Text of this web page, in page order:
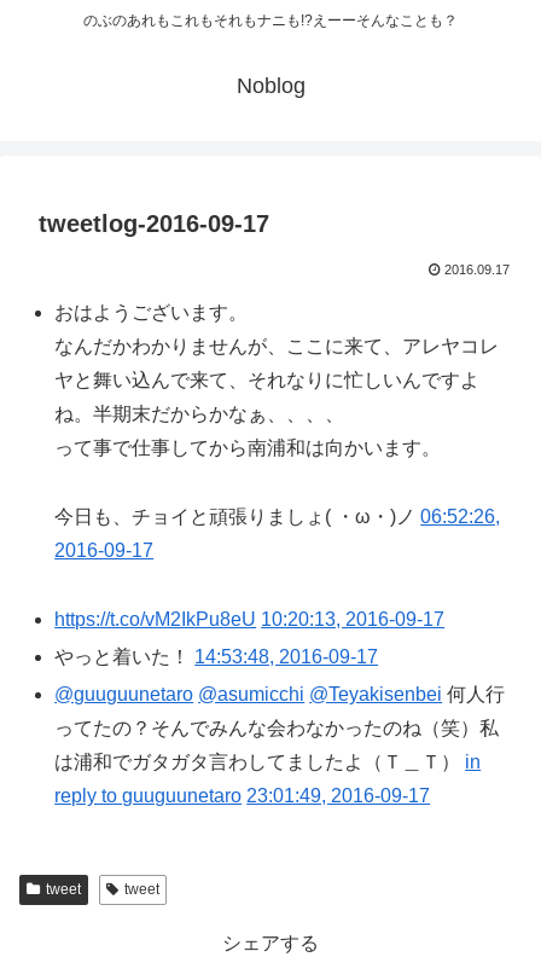
のぶのあれもこれもそれもナニも!?えーーそんなことも？
Noblog
tweetlog-2016-09-17
2016.09.17
おはようございます。
なんだかわかりませんが、ここに来て、アレヤコレ
ヤと舞い込んで来て、それなりに忙しいんですよ
ね。半期末だからかなぁ、、、、
って事で仕事してから南浦和は向かいます。
今日も、チョイと頑張りましょ( ・ω・)ノ06:52:26,
2016-09-17
https://t.co/vM2IkPu8eU 10:20:13, 2016-09-17
やっと着いた！ 14:53:48, 2016-09-17
@guuguunetaro @asumicchi @Teyakisenbei 何人行
ってたの？そんでみんな会わなかったのね（笑）私
は浦和でガタガタ言わしてましたよ（Ｔ＿Ｔ） in
reply to guuguunetaro 23:01:49, 2016-09-17
tweet tweet
シェアする